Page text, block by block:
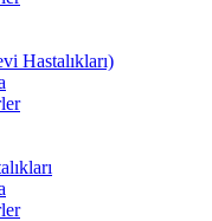
Hastalıkları)